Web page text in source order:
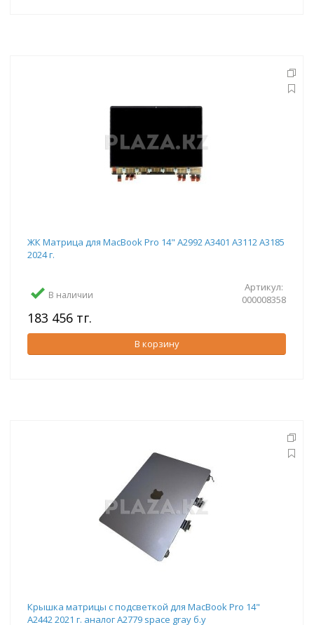
ЖК Матрица для MacBook Pro 14" A2992 A3401 A3112 A3185
2024 г.
В наличии
Артикул:
000008358
183 456 тг.
В корзину
Крышка матрицы с подсветкой для MacBook Pro 14"
A2442 2021 г. аналог A2779 space gray б.у